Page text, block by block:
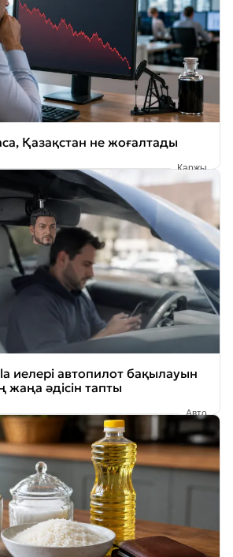
Қазақстан не жоғалтады
Қаржы
иелері автопилот бақылауын
жаңа әдісін тапты
Авто